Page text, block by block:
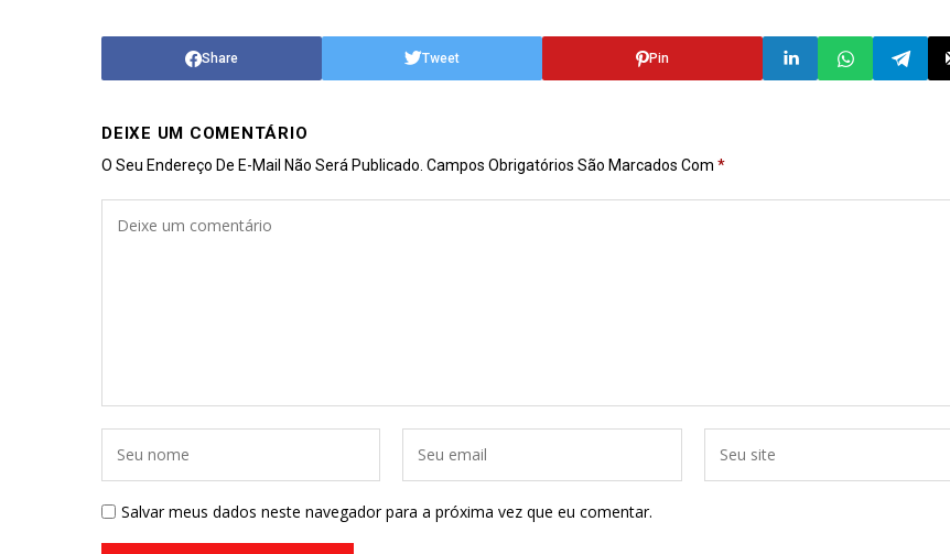
Share Tweet Pin
DEIXE UM COMENTÁRIO
O Seu Endereço De E-Mail Não Será Publicado. Campos Obrigatórios São Marcados Com *
Salvar meus dados neste navegador para a próxima vez que eu comentar.